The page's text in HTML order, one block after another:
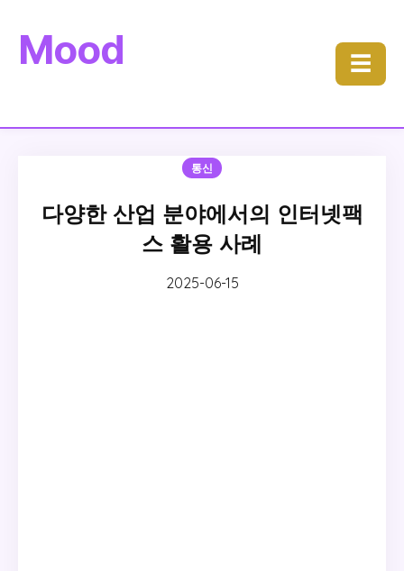
Mood ☰
통신
다양한 산업 분야에서의 인터넷팩
스 활용 사례
2025-06-15